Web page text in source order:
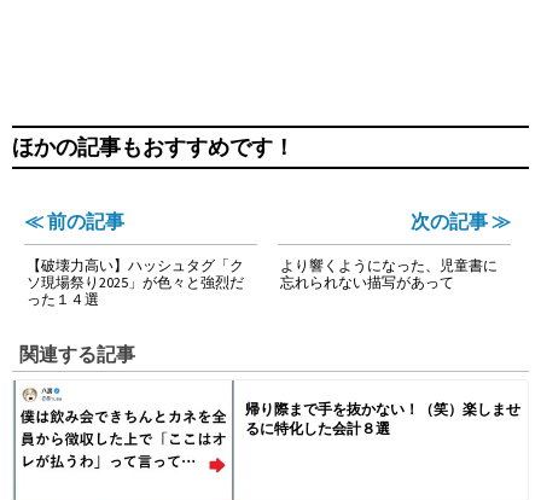
ほかの記事もおすすめです！
≪ 前の記事
【破壊力高い】ハッシュタグ「ク
ソ現場祭り2025」が色々と強烈だ
った１４選
次の記事 ≫
より響くようになった、児童書に
忘れられない描写があって
関連する記事
帰り際まで手を抜かない！（笑）楽しませ
るに特化した会計８選